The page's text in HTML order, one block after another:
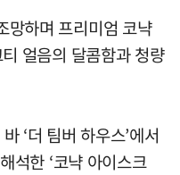
망하며 프리미엄 코냑
얼음의 달콤함과 청량
‘더 팀버 하우스’에서
석한 ‘코냑 아이스크